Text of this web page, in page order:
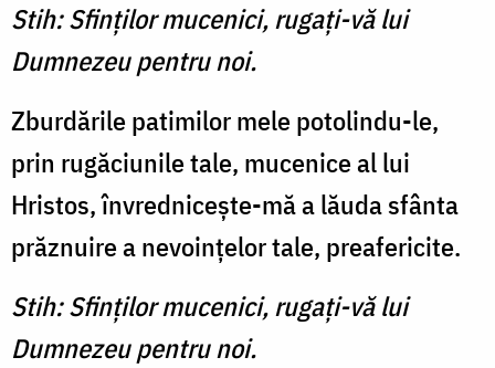
Stih: Sfinţilor mucenici, rugaţi-vă lui
Dumnezeu pentru noi.
Zburdările patimilor mele potolindu-le,
prin rugăciunile tale, mucenice al lui
Hristos, învredniceşte-mă a lăuda sfânta
prăznuire a nevoinţelor tale, preafericite.
Stih: Sfinţilor mucenici, rugaţi-vă lui
Dumnezeu pentru noi.